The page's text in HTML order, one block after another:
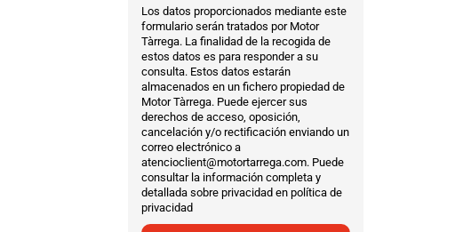
Los datos proporcionados mediante este
formulario serán tratados por Motor
Tàrrega. La finalidad de la recogida de
estos datos es para responder a su
consulta. Estos datos estarán
almacenados en un fichero propiedad de
Motor Tàrrega. Puede ejercer sus
derechos de acceso, oposición,
cancelación y/o rectificación enviando un
correo electrónico a
atencioclient@motortarrega.com. Puede
consultar la información completa y
detallada sobre privacidad en política de
privacidad